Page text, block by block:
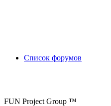
Список форумов
FUN Project Group ™